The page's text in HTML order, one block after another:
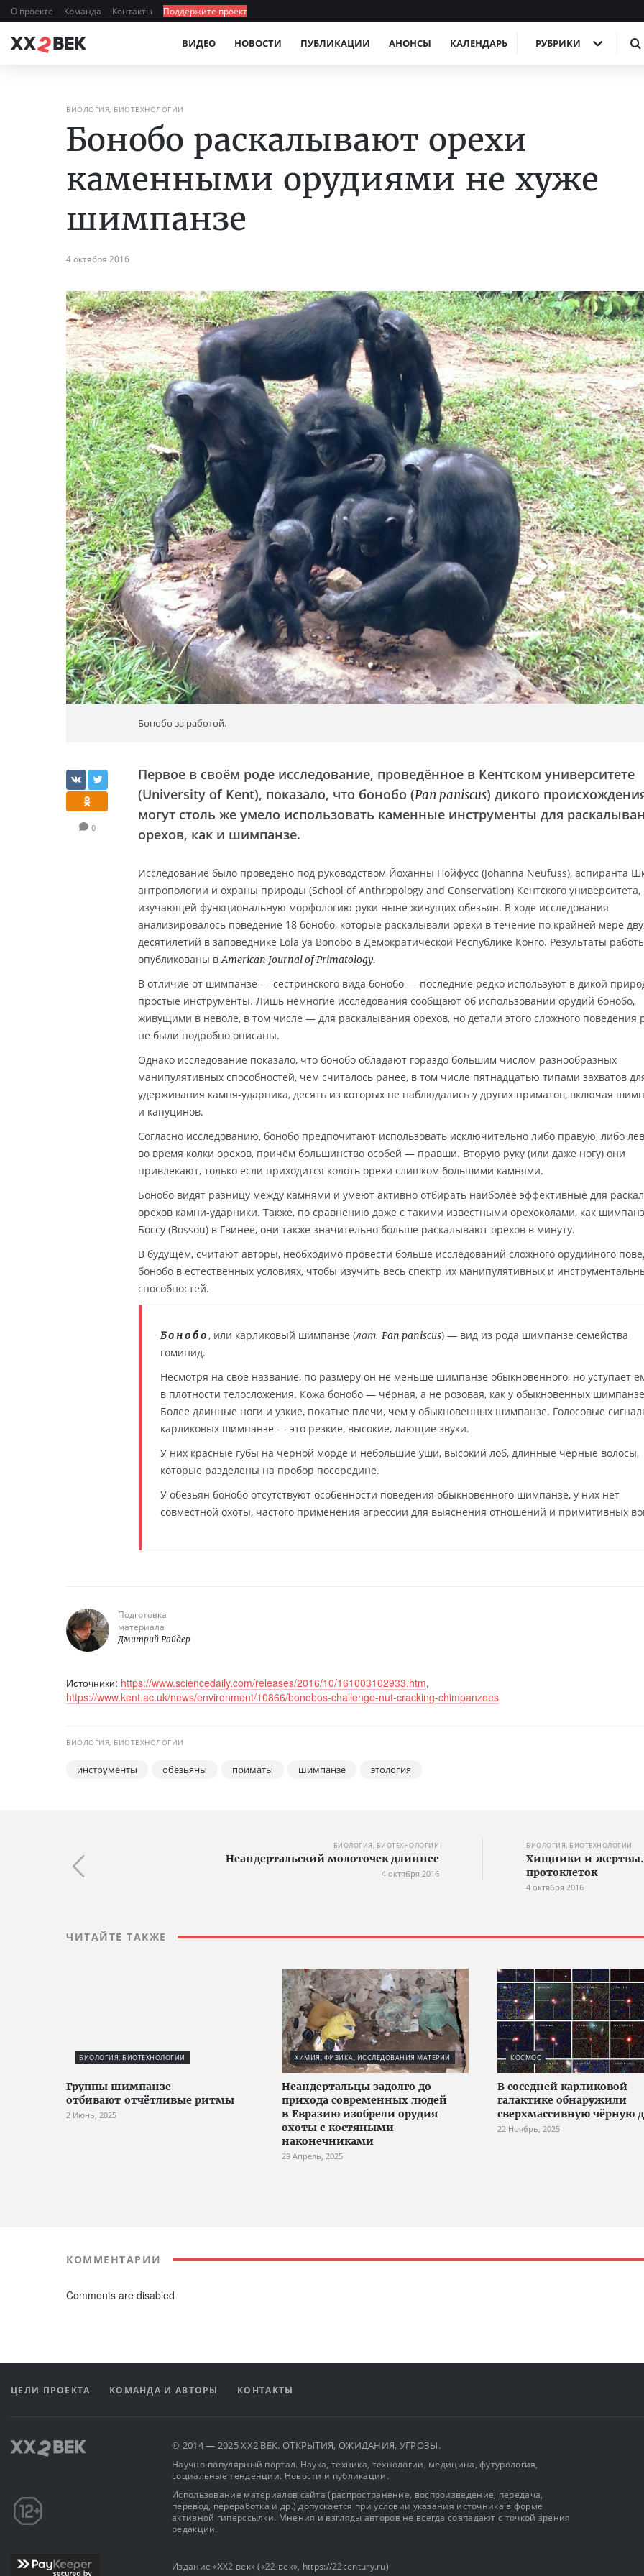
О проекте Команда Контакты Поддержите проект
ВИДЕО НОВОСТИ ПУБЛИКАЦИИ АНОНСЫ КАЛЕНДАРЬ РУБРИКИ
БИОЛОГИЯ, БИОТЕХНОЛОГИИ
Бонобо раскалывают орехи
каменными орудиями не хуже
шимпанзе
4 октября 2016
Бонобо за работой.
0
Первое в своём роде исследование, проведённое в Кентском университете
(University of Kent), показало, что бонобо (Pan paniscus) дикого
могут столь же умело использовать каменные инструменты для
орехов, как и шимпанзе.
Исследование было проведено под руководством Йоханны Нойфусс (Johanna Neufuss), аспиранта
антропологии и охраны природы (School of Anthropology and Conservation) Кентского университета,
изучающей функциональную морфологию руки ныне живущих обезьян. В ходе исследования
анализировалось поведение 18 бонобо, которые раскалывали орехи в течение по крайней мере
десятилетий в заповеднике Lola ya Bonobo в Демократической Республике Конго. Результаты
опубликованы вAmerican Journal of Primatology.
В отличие от шимпанзе — сестринского вида бонобо — последние редко используют в дикой
простые инструменты. Лишь немногие исследования сообщают об использовании орудий бонобо,
живущими в неволе, в том числе — для раскалывания орехов, но детали этого сложного поведения
не были подробно описаны.
Однако исследование показало, что бонобо обладают гораздо большим числом разнообразных
манипулятивных способностей, чем считалось ранее, в том числе пятнадцатью типами захватов
удерживания камня-ударника, десять из которых не наблюдались у других приматов, включая
и капуцинов.
Согласно исследованию, бонобо предпочитают использовать исключительно либо правую, либо
во время колки орехов, причём большинство особей — правши. Вторую руку (или даже ногу) они
привлекают, только если приходится колоть орехи слишком большими камнями.
Бонобо видят разницу между камнями и умеют активно отбирать наиболее эффективные для
орехов камни-ударники. Также, по сравнению даже с такими известными орехоколами, как
Боссу (Bossou) в Гвинее, они также значительно больше раскалывают орехов в минуту.
В будущем, считают авторы, необходимо провести больше исследований сложного орудийного
бонобо в естественных условиях, чтобы изучить весь спектр их манипулятивных и
способностей.
Бонобо, или карликовый шимпанзе (лат. Pan paniscus) — вид из рода шимпанзе семейства
гоминид.
Несмотря на своё название, по размеру он не меньше шимпанзе обыкновенного, но уступает
в плотности телосложения. Кожа бонобо — чёрная, а не розовая, как у обыкновенных
Более длинные ноги и узкие, покатые плечи, чем у обыкновенных шимпанзе. Голосовые
карликовых шимпанзе — это резкие, высокие, лающие звуки.
У них красные губы на чёрной морде и небольшие уши, высокий лоб, длинные чёрные волосы,
которые разделены на пробор посередине.
У обезьян бонобо отсутствуют особенности поведения обыкновенного шимпанзе, у них нет
совместной охоты, частого применения агрессии для выяснения отношений и примитивных
Подготовка
материала
Дмитрий Райдер
Источники: https://www.sciencedaily.com/releases/2016/10/161003102933.htm,
https://www.kent.ac.uk/news/environment/10866/bonobos-challenge-nut-cracking-chimpanzees
БИОЛОГИЯ, БИОТЕХНОЛОГИИ
инструменты обезьяны приматы шимпанзе этология
БИОЛОГИЯ, БИОТЕХНОЛОГИИ
Неандертальский молоточек длиннее
4 октября 2016
БИОЛОГИЯ, БИОТЕХНОЛОГИИ
Хищники и жертвы.
протоклеток
4 октября 2016
ЧИТАЙТЕ ТАКЖЕ
БИОЛОГИЯ, БИОТЕХНОЛОГИИ
Группы шимпанзе
отбивают отчётливые ритмы
2 Июнь, 2025
ХИМИЯ, ФИЗИКА, ИССЛЕДОВАНИЯ МАТЕРИИ
Неандертальцы задолго до
прихода современных людей
в Евразию изобрели орудия
охоты с костяными
наконечниками
29 Апрель, 2025
КОСМОС
В соседней карликовой
галактике обнаружили
сверхмассивную чёрную
22 Ноябрь, 2025
КОММЕНТАРИИ
Comments are disabled
ЦЕЛИ ПРОЕКТА КОМАНДА И АВТОРЫ КОНТАКТЫ
© 2014 — 2025 XX2 ВЕК. ОТКРЫТИЯ, ОЖИДАНИЯ, УГРОЗЫ.
Научно-популярный портал. Наука, техника, технологии, медицина, футурология,
социальные тенденции. Новости и публикации.
Использование материалов сайта (распространение, воспроизведение, передача,
перевод, переработка и др.) допускается при условии указания источника в форме
активной гиперссылки. Мнения и взгляды авторов не всегда совпадают с точкой зрения
редакции.
Издание «XX2 век» («22 век», https://22century.ru)